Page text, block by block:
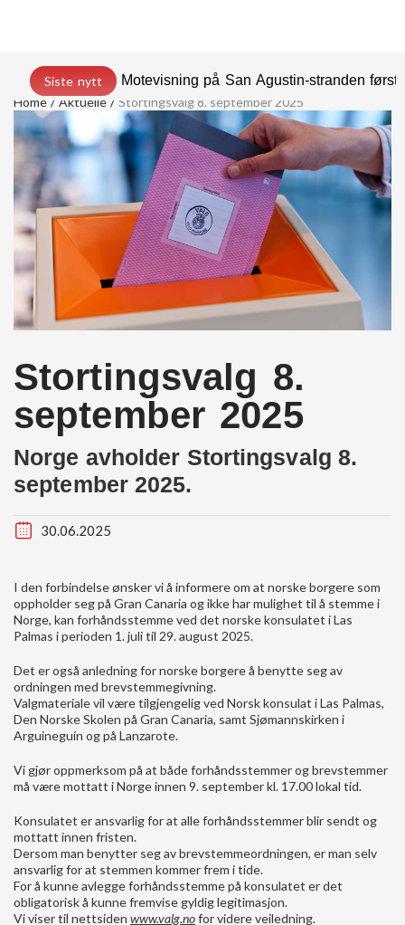
Siste nytt
Motevisning på San Agustin-stranden
Home
Aktuelle Stortingsvalg 8. september 2025
Stortingsvalg 8.
september 2025
Norge avholder Stortingsvalg 8.
september 2025.
30.06.2025
I den forbindelse ønsker vi å informere om at norske borgere som
oppholder seg på Gran Canaria og ikke har mulighet til å stemme i
Norge, kan forhåndsstemme ved det norske konsulatet i Las
Palmas i perioden 1. juli til 29. august 2025.
Det er også anledning for norske borgere å benytte seg av
ordningen med brevstemmegivning.
Valgmateriale vil være tilgjengelig ved Norsk konsulat i Las Palmas,
Den Norske Skolen på Gran Canaria, samt Sjømannskirken i
Arguineguín og på Lanzarote.
Vi gjør oppmerksom på at både forhåndsstemmer og brevstemmer
må være mottatt i Norge innen 9. september kl. 17.00 lokal tid.
Konsulatet er ansvarlig for at alle forhåndsstemmer blir sendt og
mottatt innen fristen.
Dersom man benytter seg av brevstemmeordningen, er man selv
ansvarlig for at stemmen kommer frem i tide.
For å kunne avlegge forhåndsstemme på konsulatet er det
obligatorisk å kunne fremvise gyldig legitimasjon.
Vi viser til nettsiden www.valg.nofor videre veiledning.